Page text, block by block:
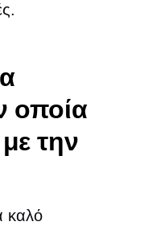
οποία
την
καλό